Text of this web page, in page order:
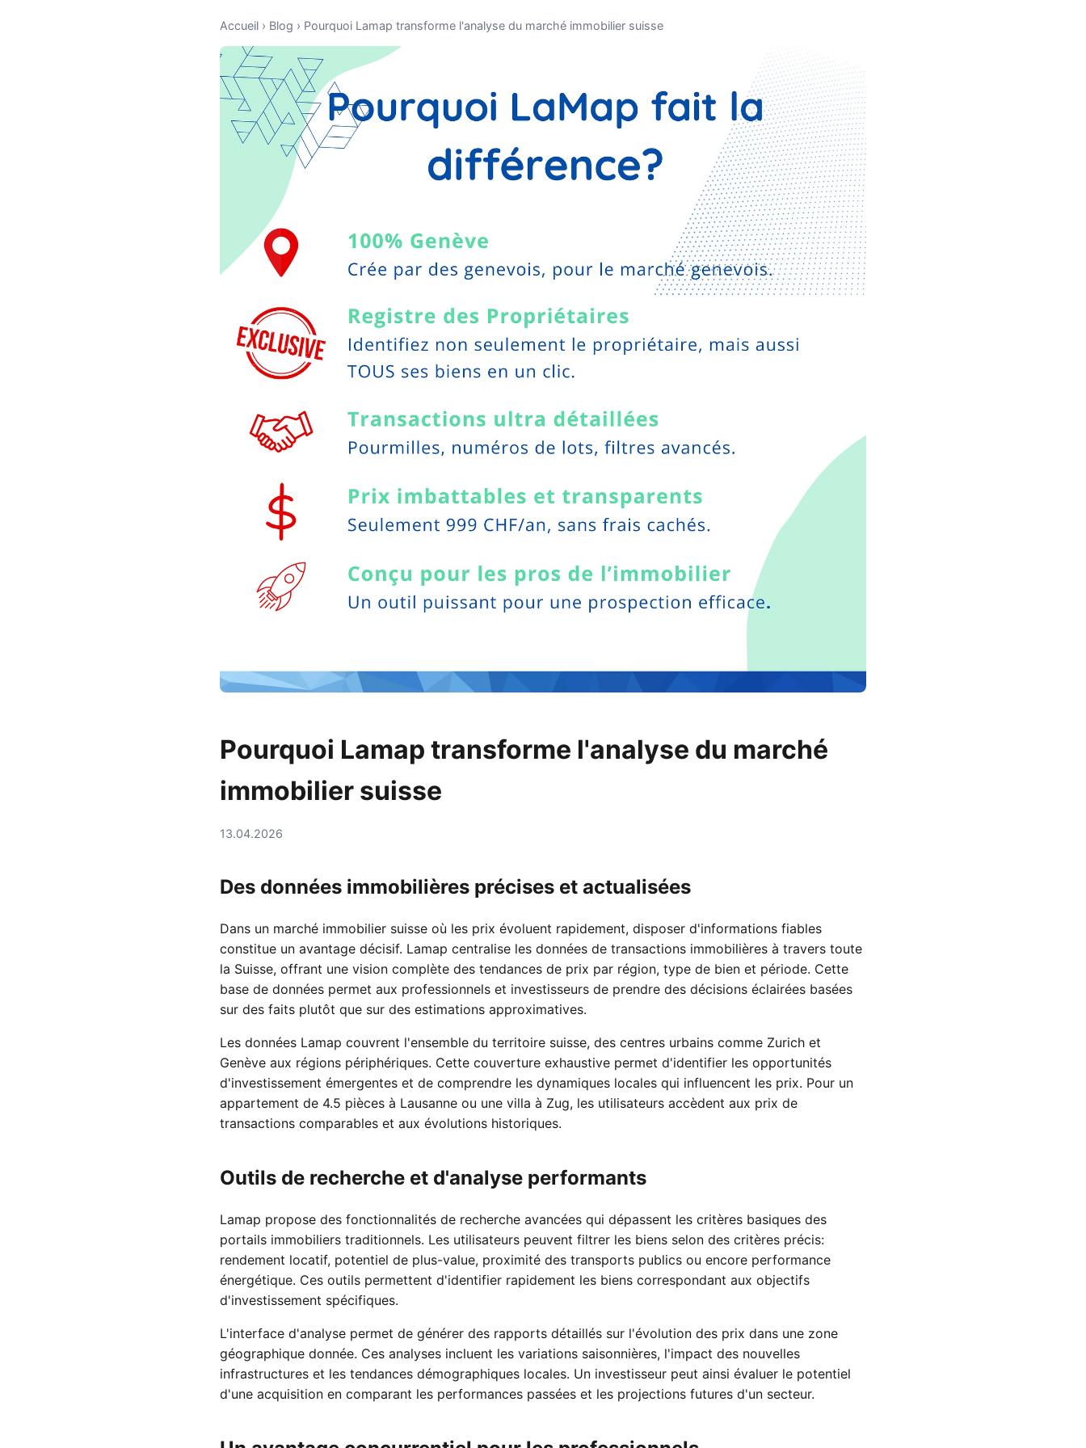
Accueil › Blog › Pourquoi Lamap transforme l'analyse du marché immobilier suisse
Pourquoi Lamap transforme l'analyse du marché
immobilier suisse
13.04.2026
Des données immobilières précises et actualisées
Dans un marché immobilier suisse où les prix évoluent rapidement, disposer d'informations fiables
constitue un avantage décisif. Lamap centralise les données de transactions immobilières à travers toute
la Suisse, offrant une vision complète des tendances de prix par région, type de bien et période. Cette
base de données permet aux professionnels et investisseurs de prendre des décisions éclairées basées
sur des faits plutôt que sur des estimations approximatives.
Les données Lamap couvrent l'ensemble du territoire suisse, des centres urbains comme Zurich et
Genève aux régions périphériques. Cette couverture exhaustive permet d'identifier les opportunités
d'investissement émergentes et de comprendre les dynamiques locales qui influencent les prix. Pour un
appartement de 4.5 pièces à Lausanne ou une villa à Zug, les utilisateurs accèdent aux prix de
transactions comparables et aux évolutions historiques.
Outils de recherche et d'analyse performants
Lamap propose des fonctionnalités de recherche avancées qui dépassent les critères basiques des
portails immobiliers traditionnels. Les utilisateurs peuvent filtrer les biens selon des critères précis:
rendement locatif, potentiel de plus-value, proximité des transports publics ou encore performance
énergétique. Ces outils permettent d'identifier rapidement les biens correspondant aux objectifs
d'investissement spécifiques.
L'interface d'analyse permet de générer des rapports détaillés sur l'évolution des prix dans une zone
géographique donnée. Ces analyses incluent les variations saisonnières, l'impact des nouvelles
infrastructures et les tendances démographiques locales. Un investisseur peut ainsi évaluer le potentiel
d'une acquisition en comparant les performances passées et les projections futures d'un secteur.